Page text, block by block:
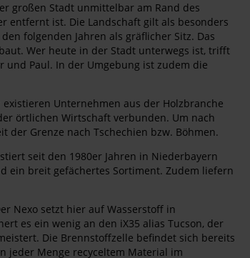
großen Stadt unmittelbar am Rand des
entfernt ist. Die Landschaft gilt als besonders
folgenden Jahren als gräflicher Sitz. Das
Wer heute in der Stadt unterwegs ist, trifft
und Paul. In der Umgebung ist zudem die
Unternehmen aus der Holzbranche
örtlichen Wirtschaft verbunden. Um nach
Grenze nach Tschechien bzw. Böhmen.
seit den 1980er Jahren in Niederbayern
ein breit gefächertes Sortiment. Zudem liefern
Nexo setzt hier auf Wasserstoff in
es ein wenig an den iX35 alias Tucson, der
Die Brennstoffzelle befindet sich bereits
jeder Menge recyceltem Material im